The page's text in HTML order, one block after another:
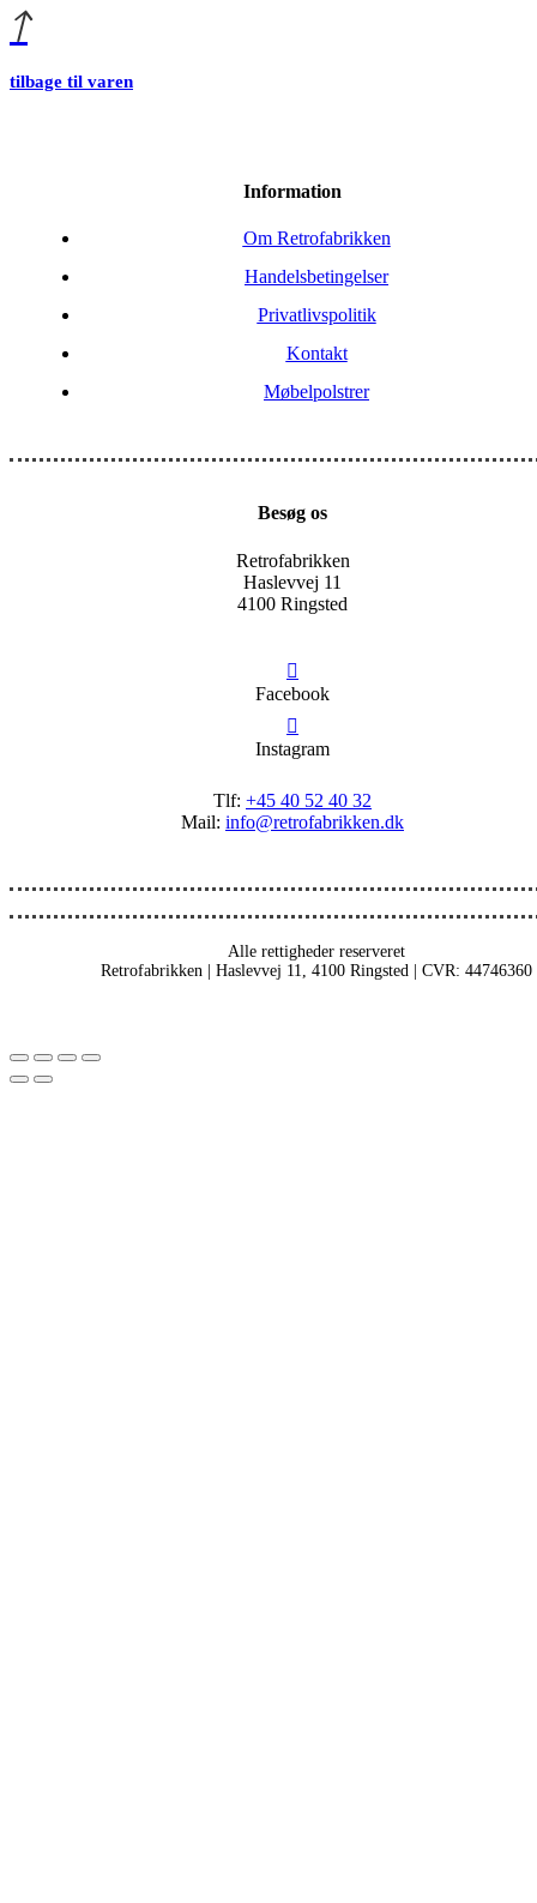
tilbage til varen
Information
Om Retrofabrikken
Handelsbetingelser
Privatlivspolitik
Kontakt
Møbelpolstrer
Besøg os
Retrofabrikken
Haslevvej 11
4100 Ringsted
Facebook
Instagram
Tlf: +45 40 52 40 32
Mail: info@retrofabrikken.dk
Alle rettigheder reserveret
Retrofabrikken | Haslevvej 11, 4100 Ringsted | CVR: 44746360